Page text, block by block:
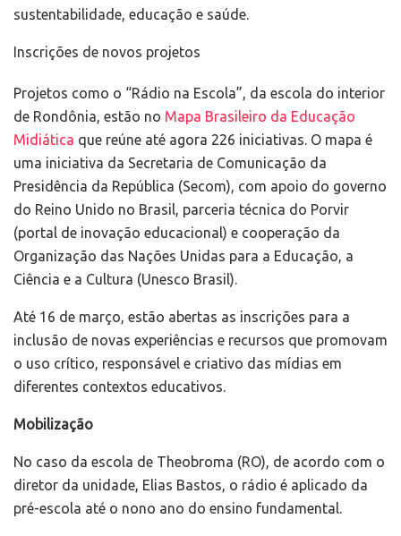
sustentabilidade, educação e saúde.
Inscrições de novos projetos
Projetos como o “Rádio na Escola”, da escola do interior
de Rondônia, estão no Mapa Brasileiro da Educação
Midiática que reúne até agora 226 iniciativas. O mapa é
uma iniciativa da Secretaria de Comunicação da
Presidência da República (Secom), com apoio do governo
do Reino Unido no Brasil, parceria técnica do Porvir
(portal de inovação educacional) e cooperação da
Organização das Nações Unidas para a Educação, a
Ciência e a Cultura (Unesco Brasil).
Até 16 de março, estão abertas as inscrições para a
inclusão de novas experiências e recursos que promovam
o uso crítico, responsável e criativo das mídias em
diferentes contextos educativos.
Mobilização
No caso da escola de Theobroma (RO), de acordo com o
diretor da unidade, Elias Bastos, o rádio é aplicado da
pré-escola até o nono ano do ensino fundamental.